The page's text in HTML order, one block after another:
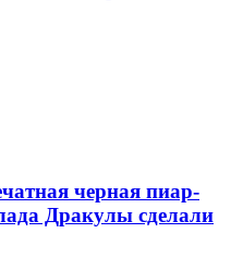
черная пиар-
Дракулы сделали